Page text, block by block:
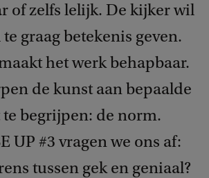
of zelfs lelijk. De kijker wil
graag betekenis geven.
het werk behapbaar.
de kunst aan bepaalde
begrijpen: de norm.
UP #3 vragen we ons af:
tussen gek en geniaal?